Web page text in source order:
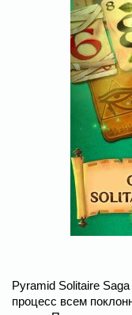
Pyramid Solitaire
процесс всем